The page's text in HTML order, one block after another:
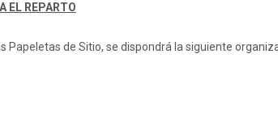
EL REPARTO
de Sitio, se dispondrá la siguiente